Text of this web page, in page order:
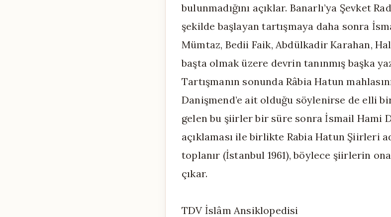
bulunmadığını açıklar. Banarlı’ya Şevket
şekilde başlayan tartışmaya daha sonra
Mümtaz, Bedii Faik, Abdülkadir Karahan,
başta olmak üzere devrin tanınmış başka
Tartışmanın sonunda Râbia Hatun
Danişmend’e ait olduğu söylenirse de elli
gelen bu şiirler bir süre sonra İsmail Hami
açıklaması ile birlikte Rabia Hatun Şiirleri
toplanır (İstanbul 1961), böylece şiirlerin
çıkar.
TDV İslâm Ansiklopedisi